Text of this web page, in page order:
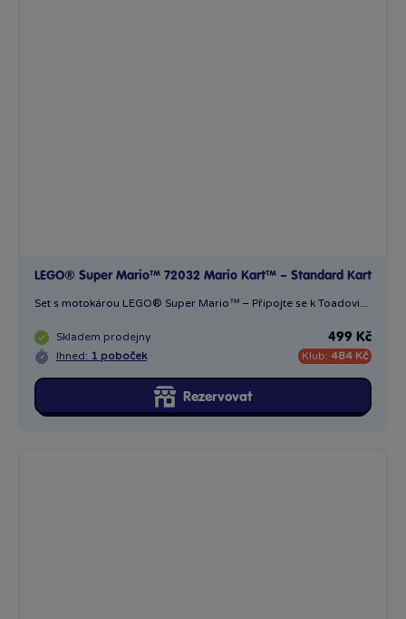
LEGO® Super Mario™ 72032 Mario Kart™ – Standard Kart
Set s motokárou LEGO® Super Mario™ – Připojte se k Toadovi...
Skladem prodejny
Ihned: 1 poboček
499 Kč
Klub: 484 Kč
Rezervovat